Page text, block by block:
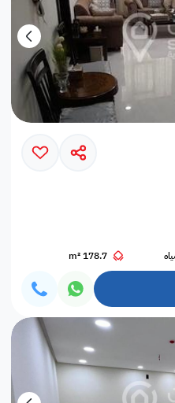
178.7 m²